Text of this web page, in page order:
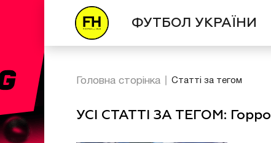
ФУТБОЛ УКРАЇНИ
Головна сторінка Статті за тегом
УСІ СТАТТІ ЗА ТЕГОМ: Горро